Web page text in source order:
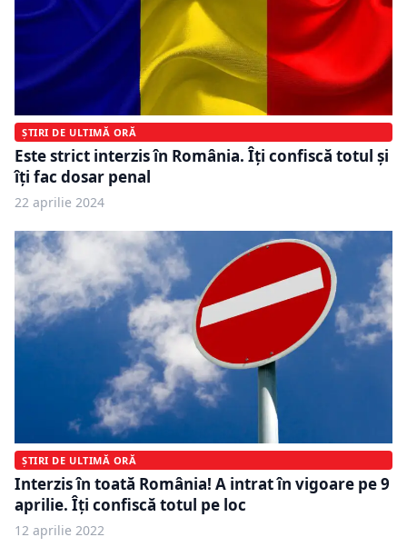
ȘTIRI DE ULTIMĂ ORĂ
Este strict interzis în România. Îți confiscă totul și
îți fac dosar penal
22 aprilie 2024
ȘTIRI DE ULTIMĂ ORĂ
Interzis în toată România! A intrat în vigoare pe 9
aprilie. Îţi confiscă totul pe loc
12 aprilie 2022